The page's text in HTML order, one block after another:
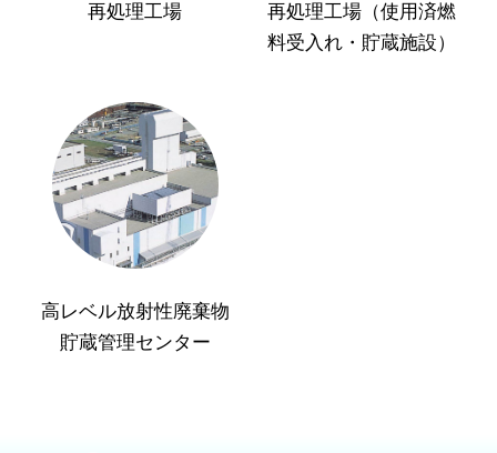
再処理工場
再処理工場（使用済燃
料受入れ・貯蔵施設）
高レベル放射性廃棄物
貯蔵管理センター